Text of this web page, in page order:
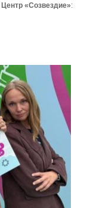
Центр «Созвездие»: